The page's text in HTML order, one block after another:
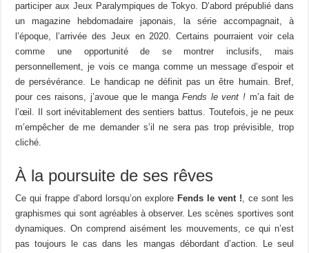
participer aux Jeux Paralympiques de Tokyo. D’abord prépublié dans
un magazine hebdomadaire japonais, la série accompagnait, à
l’époque, l’arrivée des Jeux en 2020. Certains pourraient voir cela
comme une opportunité de se montrer inclusifs, mais
personnellement, je vois ce manga comme un message d’espoir et
de persévérance. Le handicap ne définit pas un être humain. Bref,
pour ces raisons, j’avoue que le mangaFends le vent ! m’a fait de
l’œil. Il sort inévitablement des sentiers battus. Toutefois, je ne peux
m’empêcher de me demander s’il ne sera pas trop prévisible, trop
cliché.
À la poursuite de ses rêves
Ce qui frappe d’abord lorsqu’on explore Fends le vent !, ce sont les
graphismes qui sont agréables à observer. Les scènes sportives sont
dynamiques. On comprend aisément les mouvements, ce qui n’est
pas toujours le cas dans les mangas débordant d’action. Le seul